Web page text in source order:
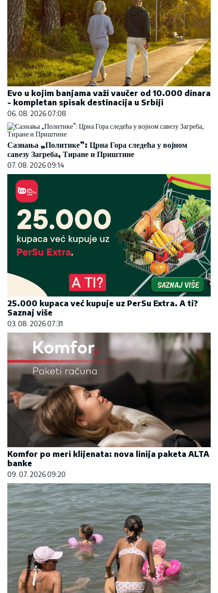
Evo u kojim banjama važi vaučer od 10.000 dinara
- kompletan spisak destinacija u Srbiji
06. 08. 2026 07:08
Сазнања „Политике”: Црна Гора следећа у војном
савезу Загреба, Тиране и Приштине
07. 08. 2026 09:14
25.000 kupaca već kupuje uz PerSu Extra. A ti?
Saznaj više
03. 08. 2026 07:31
Komfor po meri klijenata: nova linija paketa ALTA
banke
09. 07. 2026 09:20